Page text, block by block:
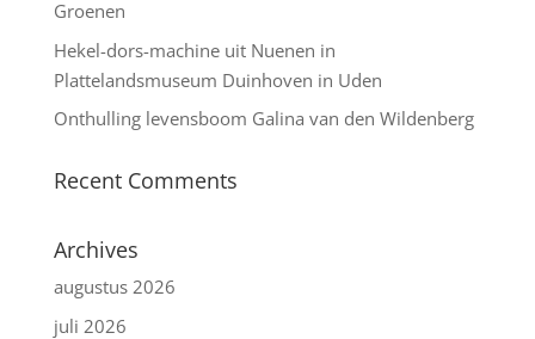
Groenen
Hekel-dors-machine uit Nuenen in
Plattelandsmuseum Duinhoven in Uden
Onthulling levensboom Galina van den Wildenberg
Recent Comments
Archives
augustus 2026
juli 2026